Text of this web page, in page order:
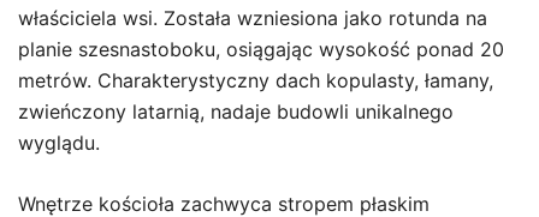
właściciela wsi. Została wzniesiona jako rotunda na
planie szesnastoboku, osiągając wysokość ponad 20
metrów. Charakterystyczny dach kopulasty, łamany,
zwieńczony latarnią, nadaje budowli unikalnego
wyglądu.
Wnętrze kościoła zachwyca stropem płaskim